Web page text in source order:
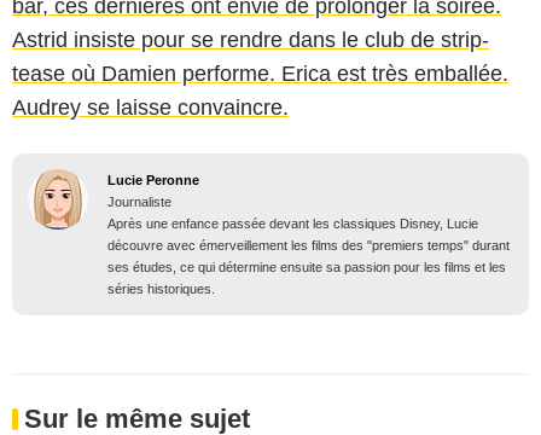
bar, ces dernières ont envie de prolonger la soirée.
Astrid insiste pour se rendre dans le club de strip-
tease où Damien performe. Erica est très emballée.
Audrey se laisse convaincre.
Lucie Peronne
Journaliste
Après une enfance passée devant les classiques Disney, Lucie
découvre avec émerveillement les films des "premiers temps" durant
ses études, ce qui détermine ensuite sa passion pour les films et les
séries historiques.
Sur le même sujet